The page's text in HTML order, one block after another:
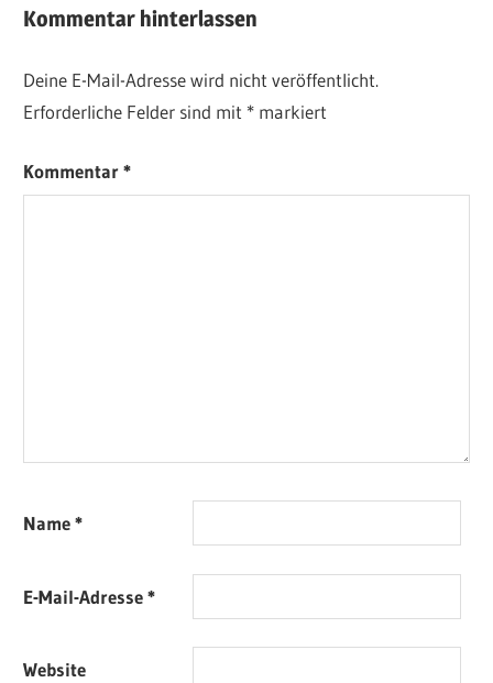
Kommentar hinterlassen
Deine E-Mail-Adresse wird nicht veröffentlicht.
Erforderliche Felder sind mit * markiert
Kommentar*
Name*
E-Mail-Adresse*
Website